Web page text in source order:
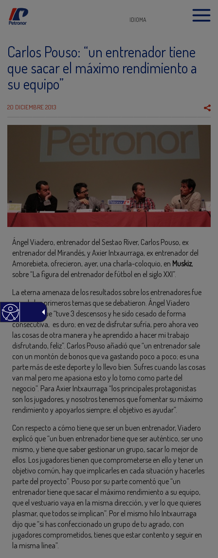
IDIOMA
Carlos Pouso: “un entrenador tiene
que sacar el máximo rendimiento a
su equipo”
20 DICIEMBRE 2013
Ángel Viadero, entrenador del Sestao River, Carlos Pouso, ex
entrenador del Mirandés, y Axier Intxaurraga, ex entrenador del
Amorebieta, ofrecieron, ayer, una charla-coloquio, en Muskiz,
sobre “La figura del entrenador de fútbol en el siglo XXI”.
La eterna amenaza de los resultados sobre los entrenadores fue
uno de los primeros temas que se debatieron. Ángel Viadero
comentó que “tuve 3 descensos y he sido cesado de forma
consecutiva, es duro; en vez de disfrutar sufría, pero ahora veo
las cosas de otra manera y he aprendido a hacer mi trabajo
disfrutando, feliz”. Carlos Pouso añadió que “un entrenador sale
con un montón de bonos que va gastando poco a poco; es una
parte más de este deporte y lo llevo bien. Sufres cuando las cosas
van mal pero me apasiona esto y lo tomo como parte del
negocio”. Para Axier Intxaurraga “los principales protagonistas
son los jugadores, y nosotros tenemos que fomentar su máximo
rendimiento y apoyarlos siempre; el objetivo es ayudar”.
Con respecto a cómo tiene que ser un buen entrenador, Viadero
explicó que “un buen entrenador tiene que ser auténtico, ser uno
mismo, y tiene que saber gestionar un grupo, sacar lo mejor de
ellos. Los jugadores tienen que comprometerse en ello y tener un
objetivo común, hay que implicarles en cada situación y hacerles
parte del proyecto”. Pouso por su parte comentó que “un
entrenador tiene que sacar el máximo rendimiento a su equipo,
que el vestuario vaya en la misma dirección, y ver lo que quieres
plasmar, que todos se implican”. Por el mismo hilo Intxaurraga
dijo que “si has confeccionado un grupo de tu agrado, con
jugadores comprometidos, tienes que estar contento y seguir en
la misma línea”.